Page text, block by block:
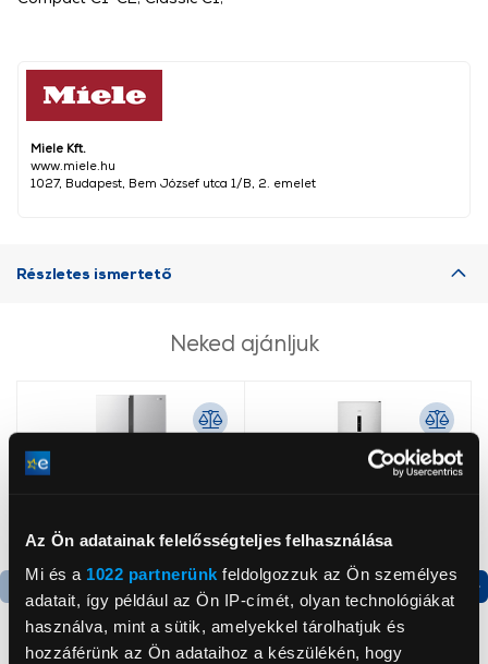
Az Ön adatainak felelősségteljes felhasználása
Mi és a 1022 partnerünk feldolgozzuk az Ön személyes
adatait, így például az Ön IP-címét, olyan technológiákat
használva, mint a sütik, amelyekkel tárolhatjuk és
hozzáférünk az Ön adataihoz a készülékén, hogy
Miele Kft.
www.miele.hu
1027, Budapest, Bem József utca 1/B, 2. emelet
Részletes ismertető
Neked ajánljuk